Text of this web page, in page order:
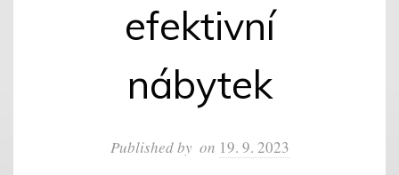
efektivní
nábytek
Published by on 19. 9. 2023